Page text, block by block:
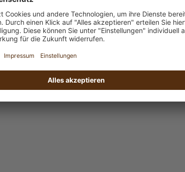
mit Fachärzteteam, günstige Preise und kurze